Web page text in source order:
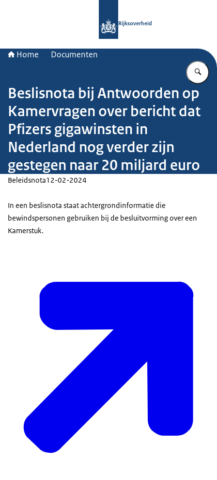
Rijksoverheid
Home Documenten
Beslisnota bij Antwoorden op
Kamervragen over bericht dat
Pfizers gigawinsten in
Nederland nog verder zijn
gestegen naar 20 miljard euro
Beleidsnota12-02-2024
In een beslisnota staat achtergrondinformatie die
bewindspersonen gebruiken bij de besluitvorming over een
Kamerstuk.